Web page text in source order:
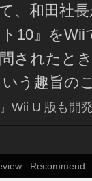
、和田社
10』を
されたと
う趣旨の
Wii U 版も開
Recommend